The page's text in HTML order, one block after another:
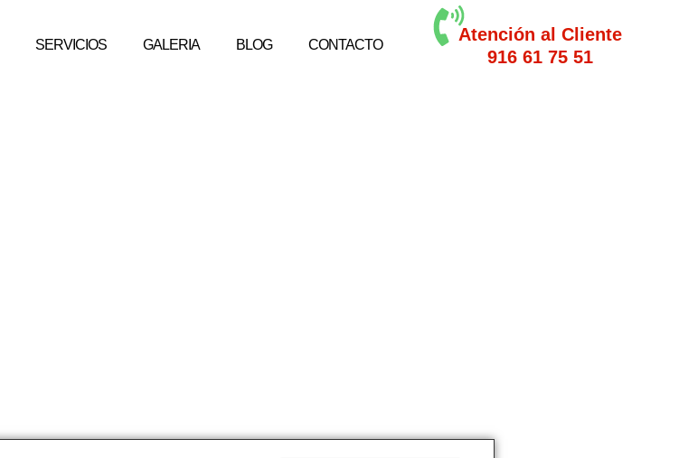
SERVICIOS GALERIA BLOG CONTACTO
Atención al Cliente
916 61 75 51